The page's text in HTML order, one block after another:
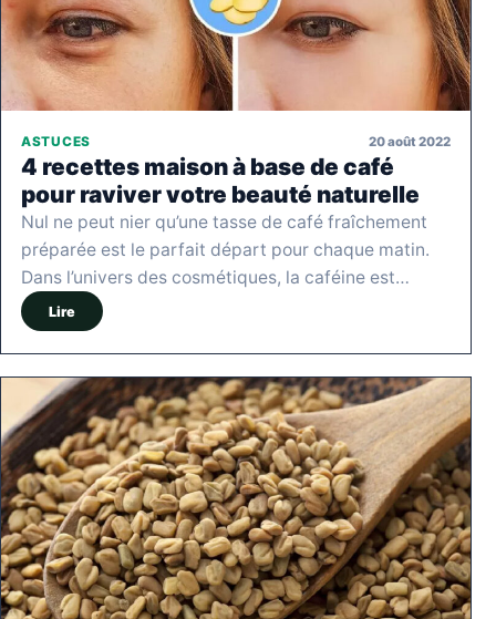
ASTUCES 20 août 2022
4 recettes maison à base de café
pour raviver votre beauté naturelle
Nul ne peut nier qu’une tasse de café fraîchement
préparée est le parfait départ pour chaque matin.
Dans l’univers des cosmétiques, la caféine est…
Lire